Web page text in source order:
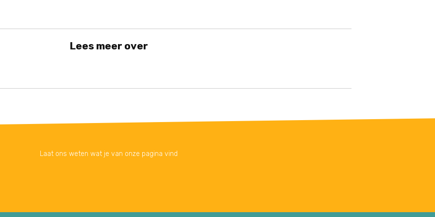
Lees meer over
Laat ons weten wat je van onze pagina vind